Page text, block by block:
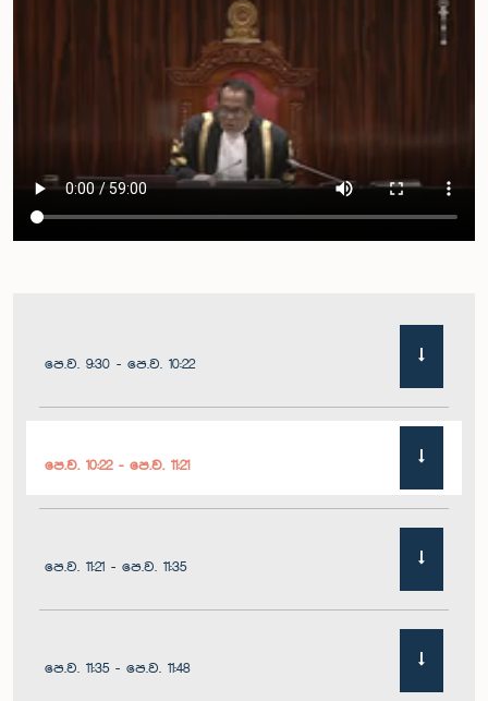
පෙ.ව. 9:30 - පෙ.ව. 10:22
පෙ.ව. 10:22 - පෙ.ව. 11:21
පෙ.ව. 11:21 - පෙ.ව. 11:35
පෙ.ව. 11:35 - පෙ.ව. 11:48